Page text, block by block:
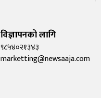
विज्ञापनको लागि
९८५४०२१३४३
marketting@newsaaja.com